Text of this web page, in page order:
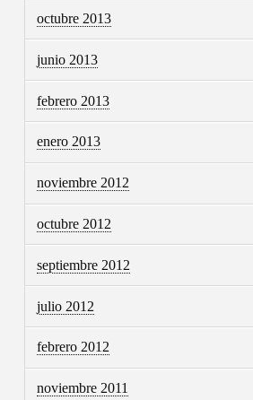
octubre 2013
junio 2013
febrero 2013
enero 2013
noviembre 2012
octubre 2012
septiembre 2012
julio 2012
febrero 2012
noviembre 2011